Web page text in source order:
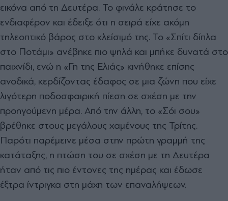
εικόνα από τη Δευτέρα. Το φινάλε κράτησε το
ενδιαφέρον και έδειξε ότι η σειρά είχε ακόμη
τηλεοπτικό βάρος στο κλείσιμό της. Το «Σπίτι δίπλα
στο Ποτάμι» ανέβηκε πιο ψηλά και μπήκε δυνατά στο
παιχνίδι, ενώ η «Γη της Ελιάς» κινήθηκε επίσης
ανοδικά, κερδίζοντας έδαφος σε μια ζώνη που είχε
λιγότερη ποδοσφαιρική πίεση σε σχέση με την
προηγούμενη μέρα. Από την άλλη, το «Σόι σου»
βρέθηκε στους μεγάλους χαμένους της Τρίτης.
Παρότι παρέμεινε μέσα στην πρώτη γραμμή της
κατάταξης, η πτώση του σε σχέση με τη Δευτέρα
ήταν από τις πιο έντονες της ημέρας και έδωσε
έξτρα ίντριγκα στη μάχη των επαναλήψεων.